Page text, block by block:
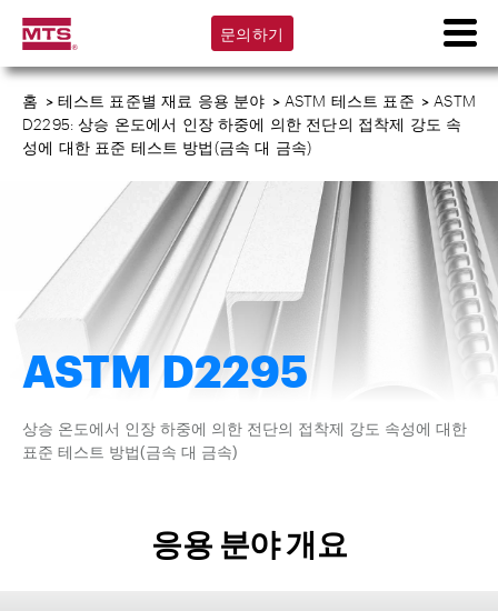
문의하기
홈 > 테스트 표준별 재료 응용 분야 > ASTM 테스트 표준 > ASTM
D2295: 상승 온도에서 인장 하중에 의한 전단의 접착제 강도 속
성에 대한 표준 테스트 방법(금속 대 금속)
ASTM D2295
상승 온도에서 인장 하중에 의한 전단의 접착제 강도 속성에 대한
표준 테스트 방법(금속 대 금속)
응용 분야 개요